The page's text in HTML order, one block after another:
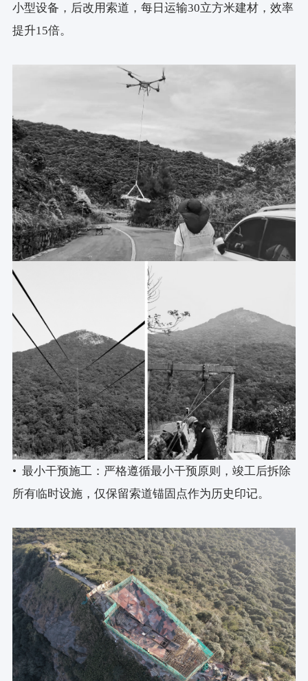
小型设备，后改用索道，每日运输30立方米建材，效率
提升15倍。
• 最小干预施工：严格遵循最小干预原则，竣工后拆除
所有临时设施，仅保留索道锚固点作为历史印记。